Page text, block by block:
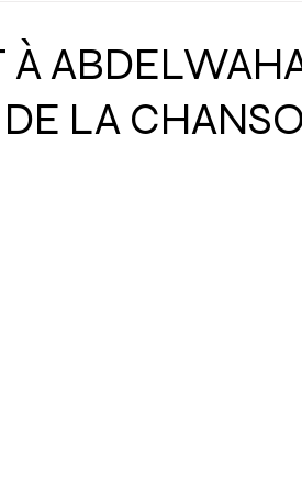
Humains Économie
À
LA